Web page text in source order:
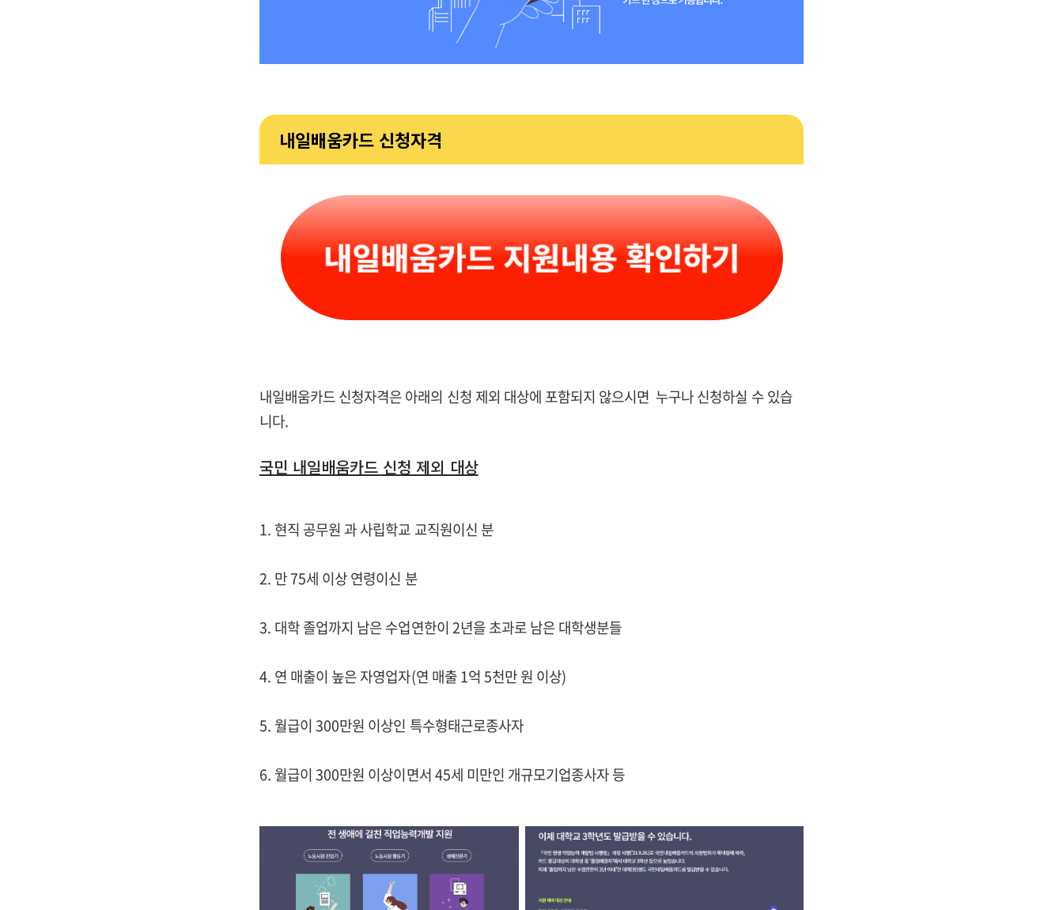
내일배움카드 신청자격
내일배움카드 신청자격은 아래의 신청 제외 대상에 포함되지 않으시면 누구나 신청하실 수 있습
니다.
국민 내일배움카드 신청 제외 대상
1. 현직 공무원 과 사립학교 교직원이신 분
2. 만 75세 이상 연령이신 분
3. 대학 졸업까지 남은 수업연한이 2년을 초과로 남은 대학생분들
4. 연 매출이 높은 자영업자(연 매출 1억 5천만 원 이상)
5. 월급이 300만원 이상인 특수형태근로종사자
6. 월급이 300만원 이상이면서 45세 미만인 개규모기업종사자 등